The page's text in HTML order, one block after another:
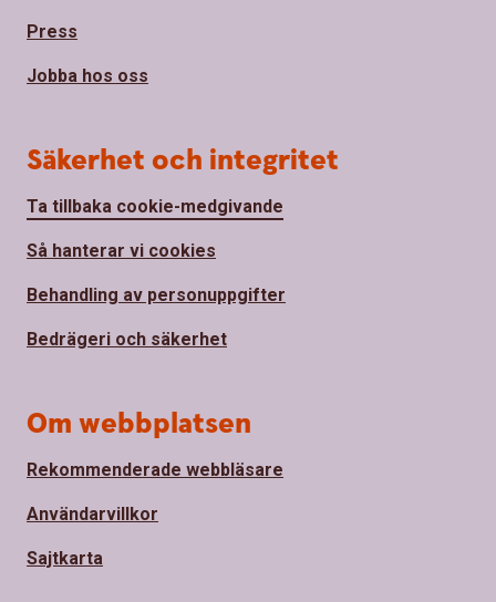
Press
Jobba hos oss
Säkerhet och integritet
Ta tillbaka cookie-medgivande
Så hanterar vi cookies
Behandling av personuppgifter
Bedrägeri och säkerhet
Om webbplatsen
Rekommenderade webbläsare
Användarvillkor
Sajtkarta